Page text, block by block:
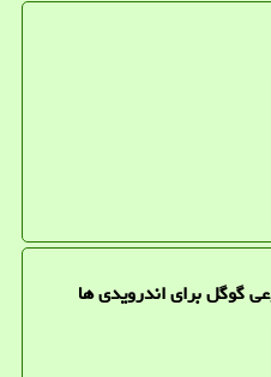
گوگل برای اندرویدی ها